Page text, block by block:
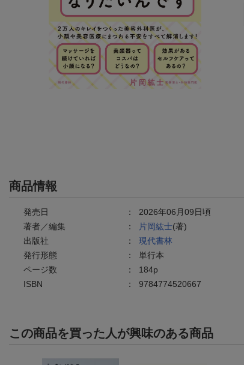
商品情報
発売日 ： 2026年06月09日頃
著者／編集
： 片岡紘士(著)
出版社
： 現代書林
発行形態
： 単行本
ページ数
： 184p
ISBN
： 9784774520667
この商品を買った人が興味のある商品